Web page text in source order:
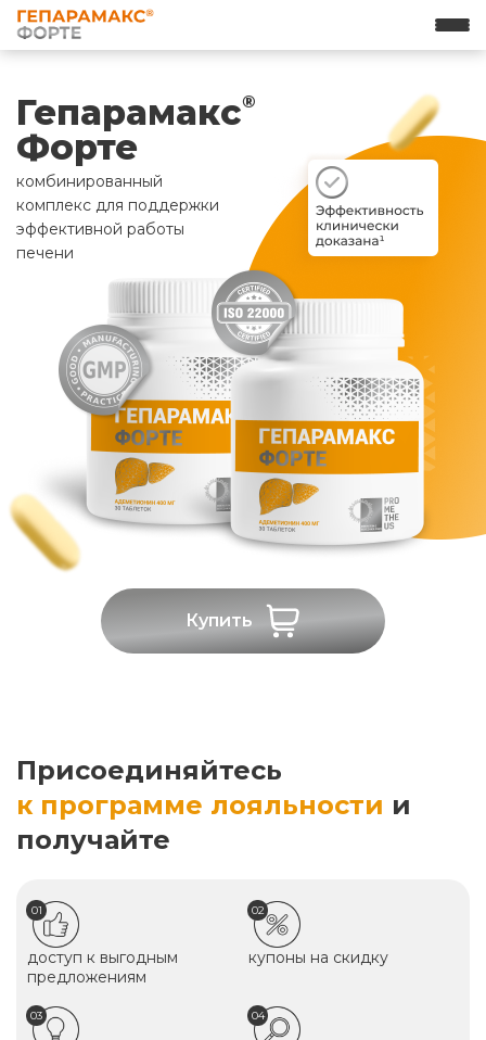
Гепарамакс®
Форте
комбинированный
комплекс для поддержки
эффективной работы
печени
Купить
Присоединяйтесь
к программе лояльности и
получайте
01
доступ к выгодным
предложениям
02
купоны на скидку
03 04